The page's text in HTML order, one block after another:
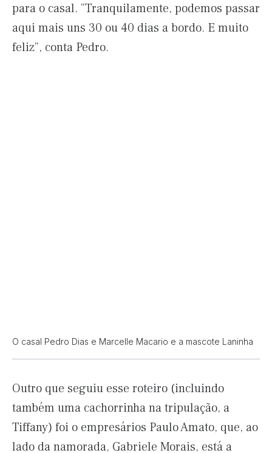
para o casal. “Tranquilamente, podemos passar
aqui mais uns 30 ou 40 dias a bordo. E muito
feliz”, conta Pedro.
O casal Pedro Dias e Marcelle Macario e a mascote Laninha
Outro que seguiu esse roteiro (incluindo
também uma cachorrinha na tripulação, a
Tiffany) foi o empresários Paulo Amato, que, ao
lado da namorada, Gabriele Morais, está a